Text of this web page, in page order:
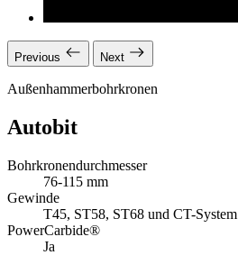
Previous Next
Außenhammerbohrkronen
Autobit
Bohrkronendurchmesser
76-115 mm
Gewinde
T45, ST58, ST68 und CT-System
PowerCarbide®
Ja